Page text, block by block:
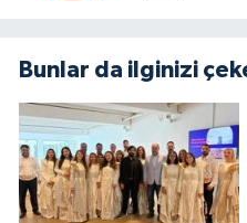
Bunlar da ilginizi